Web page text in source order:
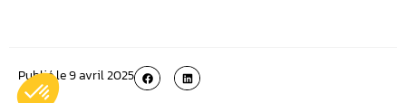
Publié le9 avril 2025